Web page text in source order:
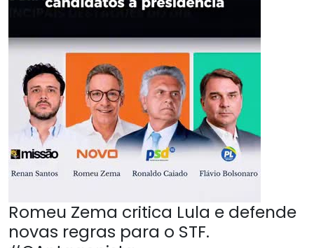
Romeu Zema critica Lula e defende
novas regras para o STF.